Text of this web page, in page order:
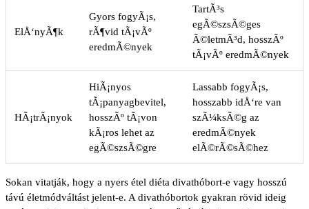
ElÅ‘nyÃ¶k
Gyors fogyÃ¡s,
rÃ¶vid tÃ¡vÃº
eredmÃ©nyek
TartÃ³s
egÃ©szsÃ©ges
Ã©letmÃ³d, hosszÃº
tÃ¡vÃº eredmÃ©nyek
HÃ¡trÃ¡nyok
HiÃ¡nyos
tÃ¡panyagbevitel,
hosszÃº tÃ¡von
kÃ¡ros lehet az
egÃ©szsÃ©gre
Lassabb fogyÃ¡s,
hosszabb idÅ‘re van
szÃ¼ksÃ©g az
eredmÃ©nyek
elÃ©rÃ©sÃ©hez
Sokan vitatják, hogy a nyers étel diéta divathóbort-e vagy hosszú
távú életmódváltást jelent-e. A divathóbortok gyakran rövid ideig